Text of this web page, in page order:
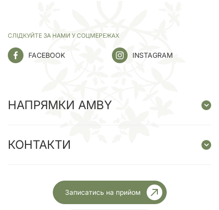
СЛІДКУЙТЕ ЗА НАМИ У СОЦМЕРЕЖАХ
FACEBOOK INSTAGRAM
НАПРЯМКИ AMBY
КОНТАКТИ
Записатись на прийом